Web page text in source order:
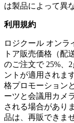
は製品によって異
利用規約
ロジクール オンラ
トア販売価格（配
のご注文で 25%、
ントが適用されま
格プロモーション
ーツと会議用カメ
される場合があり
品は、再販できま